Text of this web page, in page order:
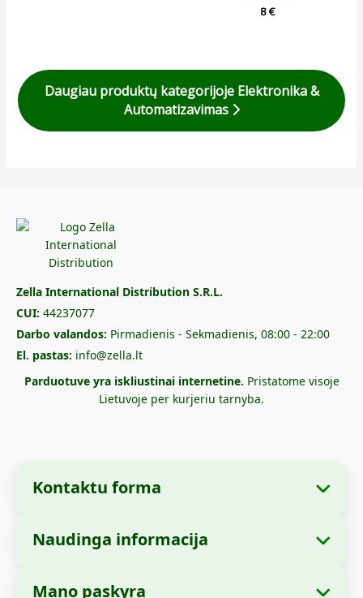
8€
Daugiau produktų kategorijoje Elektronika &
Automatizavimas
Zella International Distribution S.R.L.
CUI: 44237077
Darbo valandos: Pirmadienis - Sekmadienis, 08:00 - 22:00
El. pastas: info@zella.lt
Parduotuve yra iskliustinai internetine. Pristatome visoje
Lietuvoje per kurjeriu tarnyba.
Kontaktu forma
Imones informacija
Imones pavadinimas:
Naudinga informacija
Mano paskyra